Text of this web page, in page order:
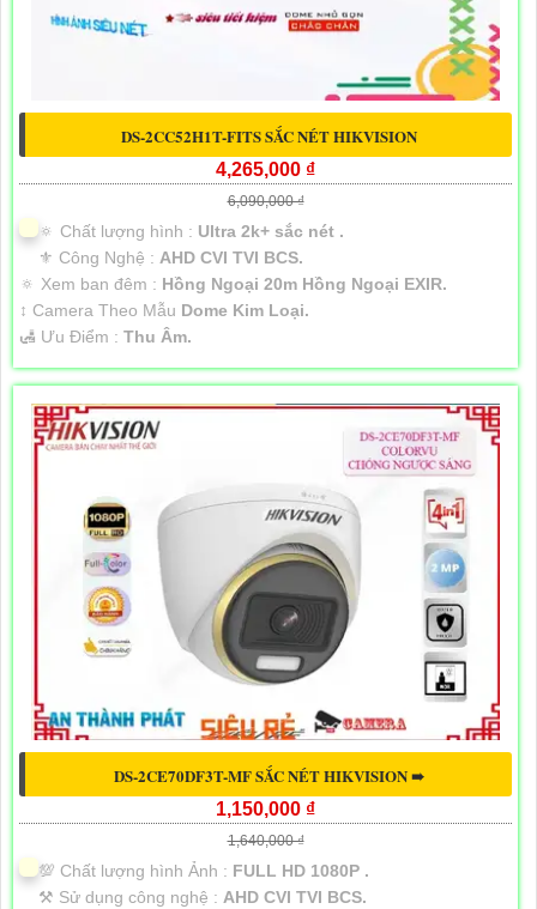
DS-2CC52H1T-FITS SẮC NÉT HIKVISION
4,265,000 ₫
6,090,000 ₫
🔅 Chất lượng hình : Ultra 2k+ sắc nét .
⚜️ Công Nghệ : AHD CVI TVI BCS.
🔅 Xem ban đêm : Hồng Ngoại 20m Hồng Ngoại EXIR.
↕️ Camera Theo Mẫu Dome Kim Loại.
️🛃 Ưu Điểm : Thu Âm.
DS-2CE70DF3T-MF SẮC NÉT HIKVISION ➠
1,150,000 ₫
1,640,000 ₫
💯 Chất lượng hình Ảnh : FULL HD 1080P .
⚒ Sử dụng công nghệ : AHD CVI TVI BCS.